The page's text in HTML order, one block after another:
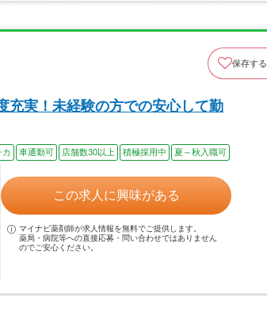
保存する
充実！未経験の方での安心して勤
カ 車通勤可 店舗数30以上 積極採用中 夏～秋入職可
この求人に興味がある
マイナビ薬剤師が求人情報を無料でご提供します。
薬局・病院等への直接応募・問い合わせではありません
のでご安心ください。